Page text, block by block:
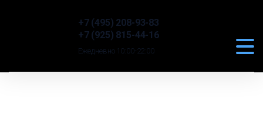
+7 (495) 208-93-83
+7 (925) 815-44-16
Ежедневно 10:00-22:00